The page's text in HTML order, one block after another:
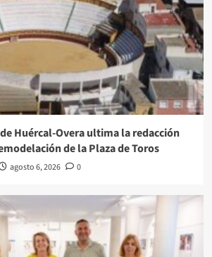
Huércal-Overa ultima la redacción
de la Plaza de Toros
agosto 6, 2026 0